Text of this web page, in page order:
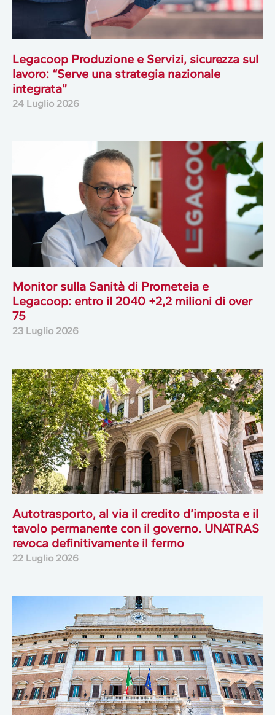
Legacoop Produzione e Servizi, sicurezza sul
lavoro: “Serve una strategia nazionale
integrata”
24 Luglio 2026
Monitor sulla Sanità di Prometeia e
Legacoop: entro il 2040 +2,2 milioni di over
75
23 Luglio 2026
Autotrasporto, al via il credito d’imposta e il
tavolo permanente con il governo. UNATRAS
revoca definitivamente il fermo
22 Luglio 2026